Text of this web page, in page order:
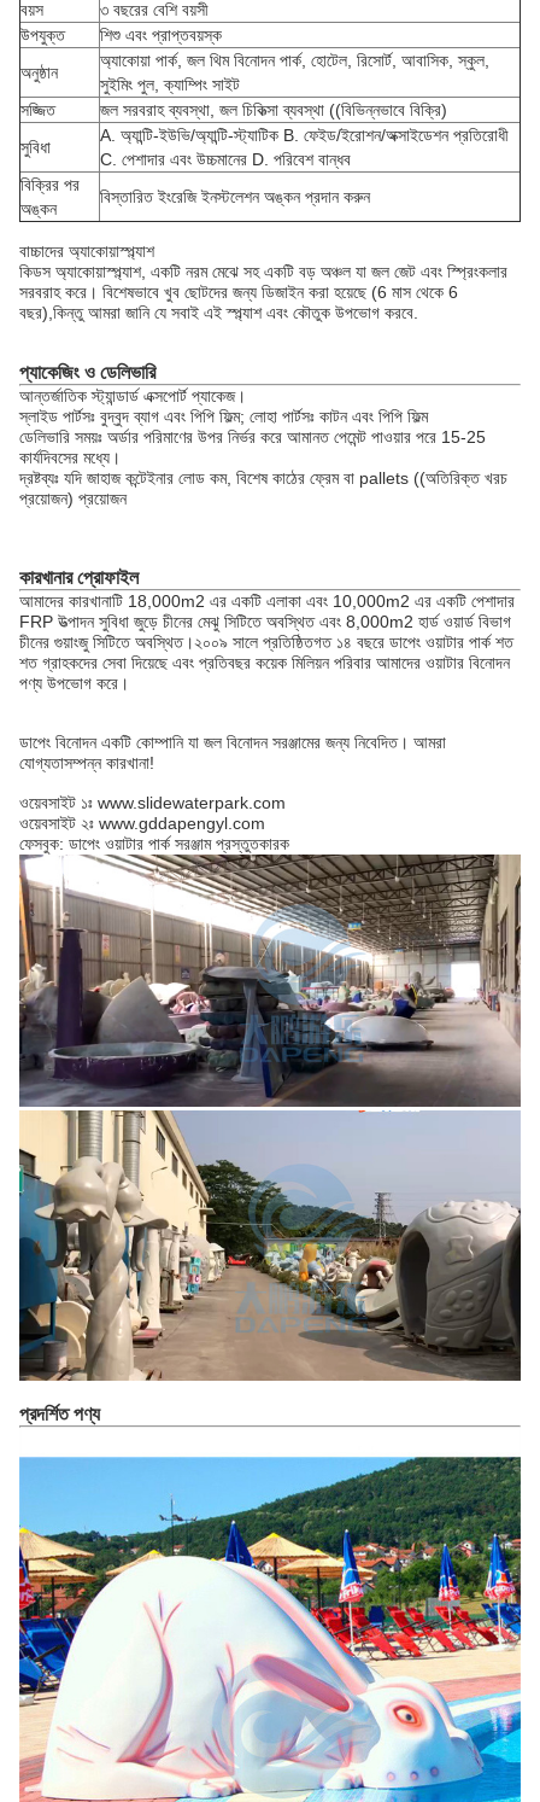
বয়স
৩ বছরের বেশি বয়সী
উপযুক্ত
শিশু এবং প্রাপ্তবয়স্ক
অনুষ্ঠান
অ্যাকোয়া পার্ক, জল থিম বিনোদন পার্ক, হোটেল, রিসোর্ট, আবাসিক, স্কুল,
সুইমিং পুল, ক্যাম্পিং সাইট
সজ্জিত
জল সরবরাহ ব্যবস্থা, জল চিকিত্সা ব্যবস্থা ((বিভিন্নভাবে বিক্রি)
সুবিধা
A. অ্যান্টি-ইউভি/অ্যান্টি-স্ট্যাটিক B. ফেইড/ইরোশন/অক্সাইডেশন প্রতিরোধী
C. পেশাদার এবং উচ্চমানের D. পরিবেশ বান্ধব
বিক্রির পর
অঙ্কন
বিস্তারিত ইংরেজি ইনস্টলেশন অঙ্কন প্রদান করুন
বাচ্চাদের অ্যাকোয়াস্প্ল্যাশ
কিডস অ্যাকোয়াস্প্ল্যাশ, একটি নরম মেঝে সহ একটি বড় অঞ্চল যা জল জেট এবং স্প্রিংকলার
সরবরাহ করে। বিশেষভাবে খুব ছোটদের জন্য ডিজাইন করা হয়েছে (6 মাস থেকে 6
বছর),কিন্তু আমরা জানি যে সবাই এই স্প্ল্যাশ এবং কৌতুক উপভোগ করবে.
প্যাকেজিং ও ডেলিভারি
আন্তর্জাতিক স্ট্যান্ডার্ড এক্সপোর্ট প্যাকেজ।
স্লাইড পার্টসঃ বুদ্বুদ ব্যাগ এবং পিপি ফিল্ম; লোহা পার্টসঃ কাটন এবং পিপি ফিল্ম
ডেলিভারি সময়ঃ অর্ডার পরিমাণের উপর নির্ভর করে আমানত পেমেন্ট পাওয়ার পরে 15-25
কার্যদিবসের মধ্যে।
দ্রষ্টব্যঃ যদি জাহাজ কন্টেইনার লোড কম, বিশেষ কাঠের ফ্রেম বা pallets ((অতিরিক্ত খরচ
প্রয়োজন) প্রয়োজন
কারখানার প্রোফাইল
আমাদের কারখানাটি 18,000m2 এর একটি এলাকা এবং 10,000m2 এর একটি পেশাদার
FRP উত্পাদন সুবিধা জুড়ে চীনের মেঝু সিটিতে অবস্থিত এবং 8,000m2 হার্ড ওয়ার্ড বিভাগ
চীনের গুয়াংজু সিটিতে অবস্থিত।২০০৯ সালে প্রতিষ্ঠিতগত ১৪ বছরে ডাপেং ওয়াটার পার্ক শত
শত গ্রাহকদের সেবা দিয়েছে এবং প্রতিবছর কয়েক মিলিয়ন পরিবার আমাদের ওয়াটার বিনোদন
পণ্য উপভোগ করে।
ডাপেং বিনোদন একটি কোম্পানি যা জল বিনোদন সরঞ্জামের জন্য নিবেদিত। আমরা
যোগ্যতাসম্পন্ন কারখানা!
ওয়েবসাইট ১ঃ www.slidewaterpark.com
ওয়েবসাইট ২ঃ www.gddapengyl.com
ফেসবুক: ডাপেং ওয়াটার পার্ক সরঞ্জাম প্রস্তুতকারক
প্রদর্শিত পণ্য